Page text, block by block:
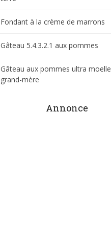
Fondant à la crème de marrons
Gâteau 5.4.3.2.1 aux pommes
Gâteau aux pommes ultra
grand-mère
Annonce